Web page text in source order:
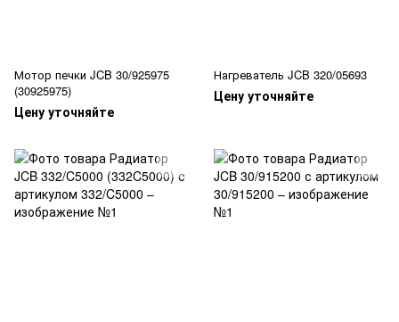
Мотор печки JCB 30/925975
(30925975)
Цену уточняйте
Нагреватель JCB 320/05693
Цену уточняйте